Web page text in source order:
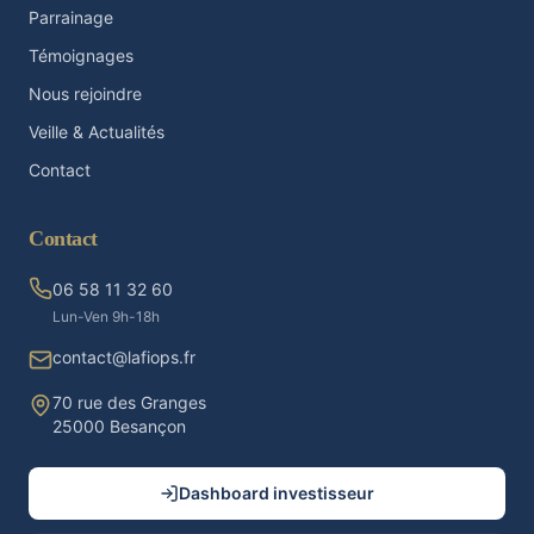
Parrainage
Témoignages
Nous rejoindre
Veille & Actualités
Contact
Contact
06 58 11 32 60
Lun-Ven 9h-18h
contact@lafiops.fr
70 rue des Granges
25000 Besançon
Dashboard investisseur